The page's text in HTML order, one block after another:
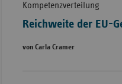
Kompetenzverteilung
Reichweite der EU-
von Carla Cramer